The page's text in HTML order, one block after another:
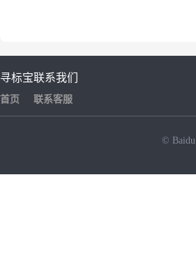
寻标宝
首页
联系我们
联系客服
© Baidu